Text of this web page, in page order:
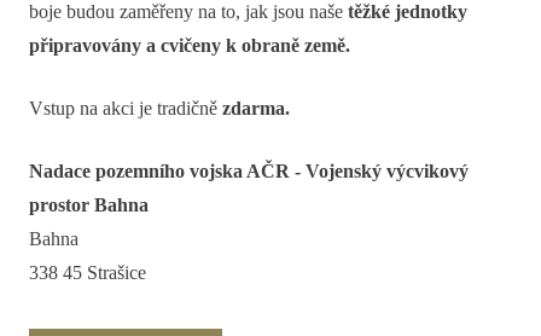
boje budou zaměřeny na to, jak jsou naše těžké jednotky
připravovány a cvičeny k obraně země.
Vstup na akci je tradičně zdarma.
Nadace pozemního vojska AČR - Vojenský výcvikový
prostor Bahna
Bahna
338 45 Strašice